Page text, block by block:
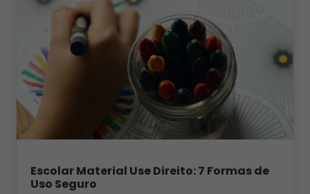
Escolar Material Use Direito: 7 Formas de
Uso Seguro